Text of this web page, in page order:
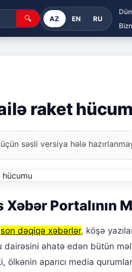
🔍 AZ EN RU
raket
səsli versiya hələ
Portalının
son dəqiqə xəbərlər, köşə
əhatə edən bütün
ölkənin aparıcı media